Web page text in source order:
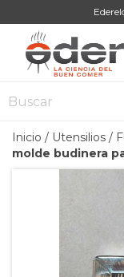
Inicio / Utensilios /
molde budinera